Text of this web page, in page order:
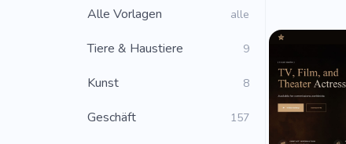
Alle Vorlagen alle
Tiere & Haustiere 9
Kunst 8
Geschäft 157